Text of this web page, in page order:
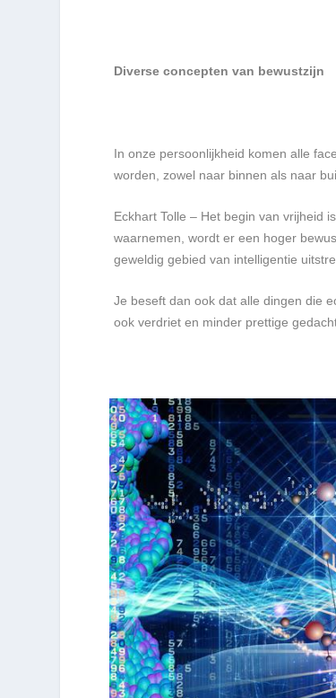
Diverse concepten van bewustzijn
In onze persoonlijkheid komen alle
worden, zowel naar binnen als naar
Eckhart Tolle – Het begin van vrijheid
waarnemen, wordt er een hoger
geweldig gebied van intelligentie
Je beseft dan ook dat alle dingen die
ook verdriet en minder prettige